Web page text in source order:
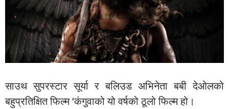
साउथ सुपरस्टार सूर्या र बलिउड अभिनेता बबी देओलको
बहुप्रतिक्षित फिल्म ‘कंगुवाको यो वर्षको ठूलो फिल्म हो।